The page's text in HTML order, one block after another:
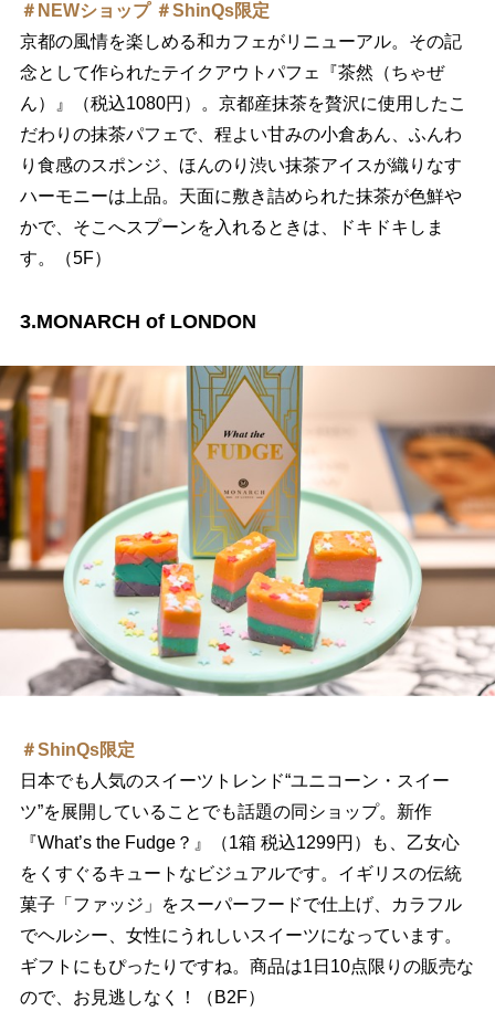
＃NEWショップ ＃ShinQs限定
京都の風情を楽しめる和カフェがリニューアル。その記
念として作られたテイクアウトパフェ『茶然（ちゃぜ
ん）』（税込1080円）。京都産抹茶を贅沢に使用したこ
だわりの抹茶パフェで、程よい甘みの小倉あん、ふんわ
り食感のスポンジ、ほんのり渋い抹茶アイスが織りなす
ハーモニーは上品。天面に敷き詰められた抹茶が色鮮
かで、そこへスプーンを入れるときは、ドキドキしま
す。（5F）
3.MONARCH of LONDON
＃ShinQs限定
日本でも人気のスイーツトレンド“ユニコーン・スイー
ツ”を展開していることでも話題の同ショップ。新作
『What’s the Fudge？』（1箱 税込1299円）も、乙女心
をくすぐるキュートなビジュアルです。イギリスの伝統
菓子「ファッジ」をスーパーフードで仕上げ、カラフル
でヘルシー、女性にうれしいスイーツになっています。
ギフトにもぴったりですね。商品は1日10点限りの販売な
ので、お見逃しなく！（B2F）